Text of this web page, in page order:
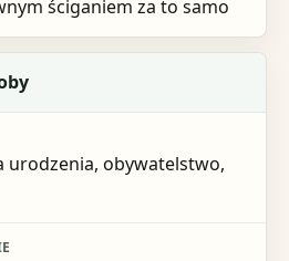
ściganiem za to samo
urodzenia, obywatelstwo,